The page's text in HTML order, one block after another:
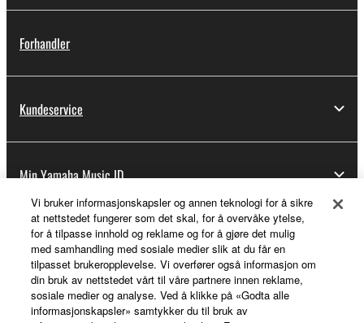
Forhandler
Kundeservice
Min Yamaha Music ID
Om Yamaha
Norge - Norwegian
Vi bruker informasjonskapsler og annen teknologi for å sikre
at nettstedet fungerer som det skal, for å overvåke ytelse,
for å tilpasse innhold og reklame og for å gjøre det mulig
med samhandling med sosiale medier slik at du får en
tilpasset brukeropplevelse. Vi overfører også informasjon om
din bruk av nettstedet vårt til våre partnere innen reklame,
sosiale medier og analyse. Ved å klikke på «Godta alle
informasjonskapsler» samtykker du til bruk av